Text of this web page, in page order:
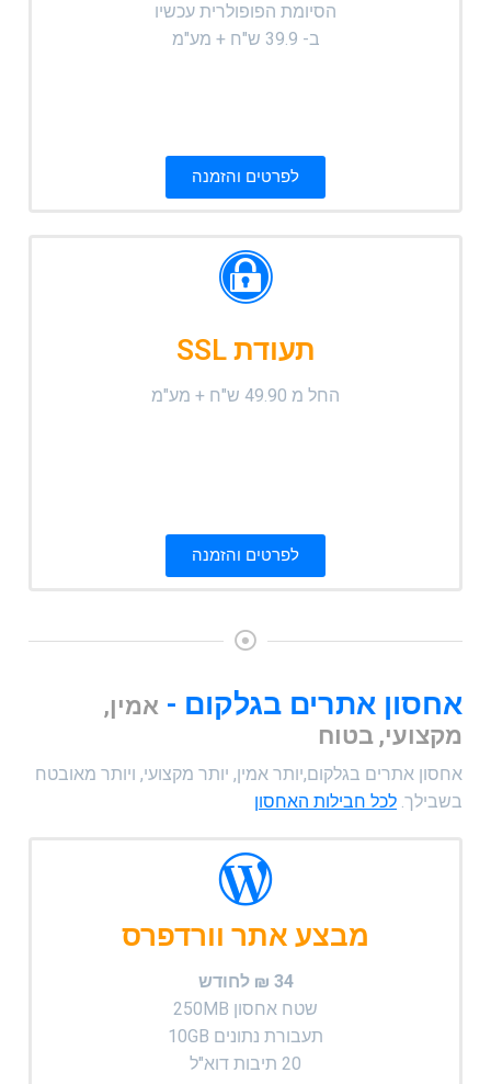
הסיומת הפופולרית עכשיו
ב- 39.9 ש"ח + מע"מ
לפרטים והזמנה
תעודת SSL
החל מ 49.90 ש"ח + מע"מ
לפרטים והזמנה
אחסון אתרים בגלקום - אמין,
מקצועי, בטוח
אחסון אתרים בגלקום,יותר אמין, יותר מקצועי, ויותר מאובטח
בשבילך.לכל חבילות האחסון
מבצע אתר וורדפרס
34 ₪ לחודש
שטח אחסון 250MB
תעבורת נתונים 10GB
20 תיבות דוא"ל